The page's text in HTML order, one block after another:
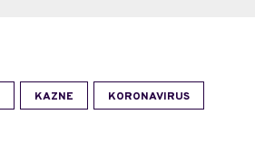
KAZNE KORONAVIRUS